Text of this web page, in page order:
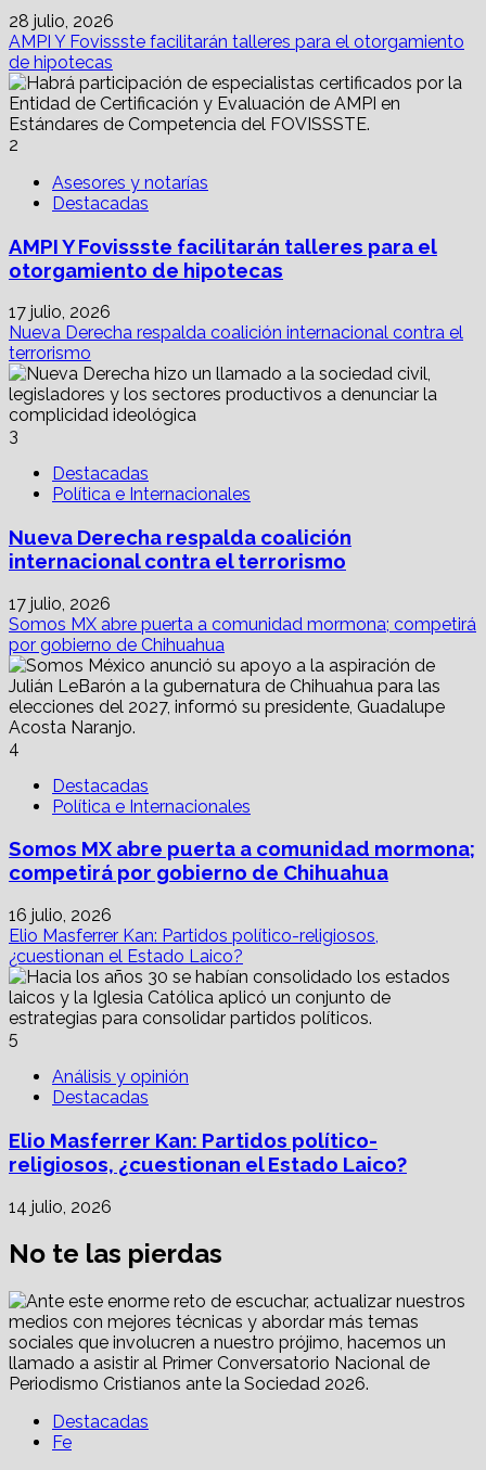
28 julio, 2026
AMPI Y Fovissste facilitarán talleres para el otorgamiento
de hipotecas
2
Asesores y notarías
Destacadas
AMPI Y Fovissste facilitarán talleres para el
otorgamiento de hipotecas
17 julio, 2026
Nueva Derecha respalda coalición internacional contra el
terrorismo
3
Destacadas
Política e Internacionales
Nueva Derecha respalda coalición
internacional contra el terrorismo
17 julio, 2026
Somos MX abre puerta a comunidad mormona; competirá
por gobierno de Chihuahua
4
Destacadas
Política e Internacionales
Somos MX abre puerta a comunidad mormona;
competirá por gobierno de Chihuahua
16 julio, 2026
Elio Masferrer Kan: Partidos político-religiosos,
¿cuestionan el Estado Laico?
5
Análisis y opinión
Destacadas
Elio Masferrer Kan: Partidos político-
religiosos, ¿cuestionan el Estado Laico?
14 julio, 2026
No te las pierdas
Destacadas
Fe